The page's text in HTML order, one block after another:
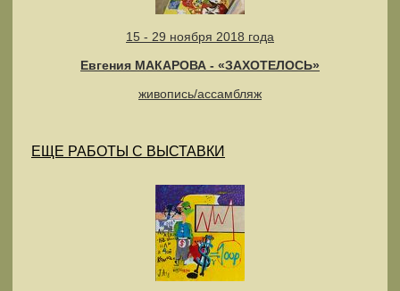
15 - 29 ноября 2018 года
Евгения МАКАРОВА - «ЗАХОТЕЛОСЬ»
живопись/ассамбляж
ЕЩЕ РАБОТЫ С ВЫСТАВКИ